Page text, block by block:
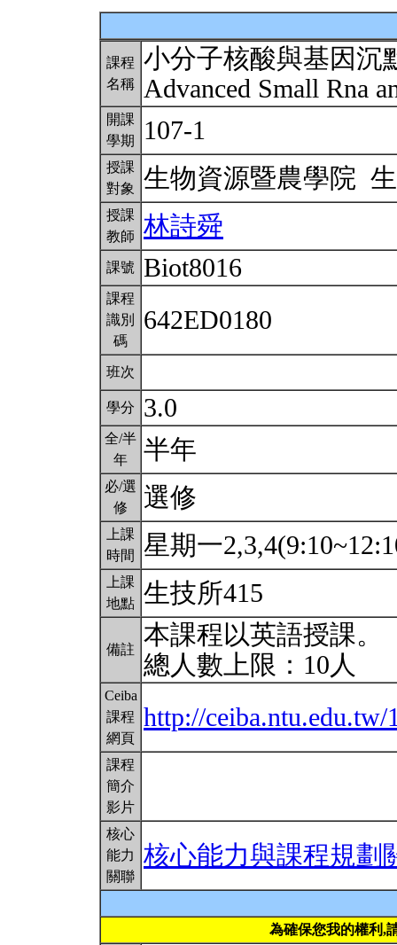
課程
名稱
小分子核酸與基因沉
Advanced Small Rna
開課
學期
107-1
授課
對象
生物資源暨農學院
授課
教師
林詩舜
課號 Biot8016
課程
識別
碼
642ED0180
班次
學分 3.0
全/半
年
半年
必/選
修
選修
上課
時間
星期一
上課
地點 生技所415
備註
本課程以英語授課。
總人數上限：10人
Ceiba
課程
網頁
http://
課程
簡介
影片
核心
能力
關聯
核心能力與課程規劃
為確保您我的權利,